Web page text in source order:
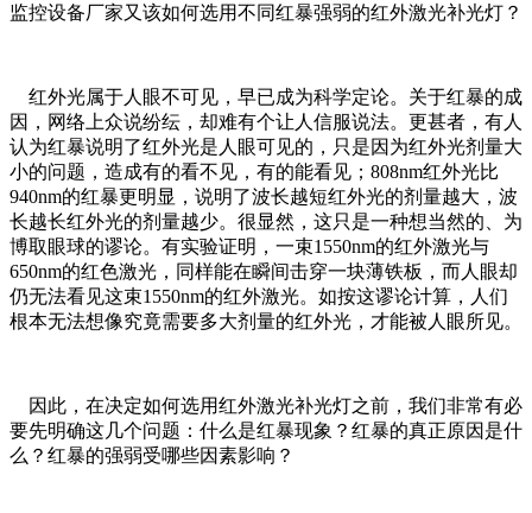
监控设备厂家又该如何选用不同红暴强弱的红外激光补光灯？
红外光属于人眼不可见，早已成为科学定论。关于红暴的成
因，网络上众说纷纭，却难有个让人信服说法。更甚者，有人
认为红暴说明了红外光是人眼可见的，只是因为红外光剂量大
小的问题，造成有的看不见，有的能看见；808nm红外光比
940nm的红暴更明显，说明了波长越短红外光的剂量越大，波
长越长红外光的剂量越少。很显然，这只是一种想当然的、为
博取眼球的谬论。有实验证明，一束1550nm的红外激光与
650nm的红色激光，同样能在瞬间击穿一块薄铁板，而人眼却
仍无法看见这束1550nm的红外激光。如按这谬论计算，人们
根本无法想像究竟需要多大剂量的红外光，才能被人眼所见。
因此，在决定如何选用红外激光补光灯之前，我们非常有必
要先明确这几个问题：什么是红暴现象？红暴的真正原因是什
么？红暴的强弱受哪些因素影响？